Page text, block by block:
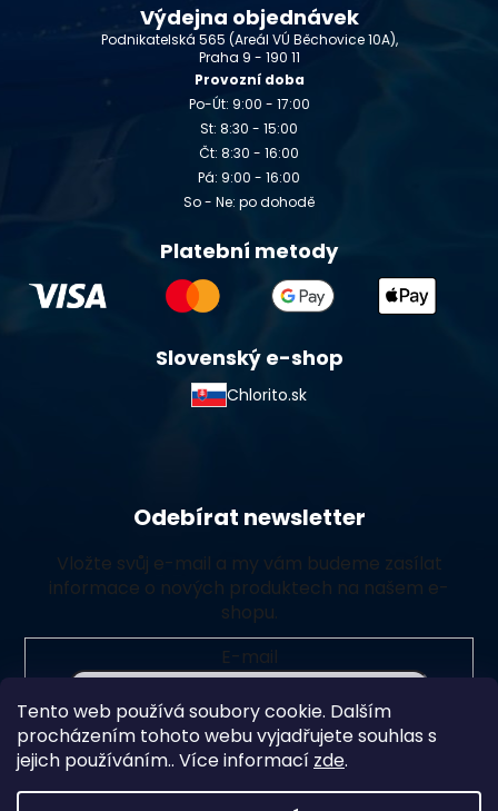
Tento web používá soubory cookie. Dalším
procházením tohoto webu vyjadřujete souhlas s
jejich používáním.. Více informací zde.
Výdejna objednávek
Podnikatelská 565 (Areál VÚ Běchovice 10A),
Praha 9 - 190 11
Provozní doba
Po-Út: 9:00 - 17:00
St: 8:30 - 15:00
Čt: 8:30 - 16:00
Pá: 9:00 - 16:00
So - Ne: po dohodě
Platební metody
Slovenský e-shop
Chlorito.sk
Odebírat newsletter
Vložte svůj e-mail a my vám budeme zasílat
informace o nových produktech na našem e-
shopu.
E-mail
Vložením e-mailu souhlasíte spodmínkami ochrany
osobních údajů
Přihlásit se